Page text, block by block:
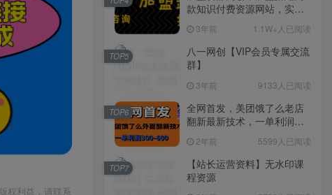
权利益，请联系
款知识付费资源网站，实现
3年前 1.1W+人已阅读
八一网创【VIP会员专属交流
群】
3年前 9133人已阅读
TOP5
全网首发，美团饿了么老店
翻新最新技术，一单利润
2年前 5599人已阅读
TOP6
【站长运营资料】无水印课
程资源
TOP7